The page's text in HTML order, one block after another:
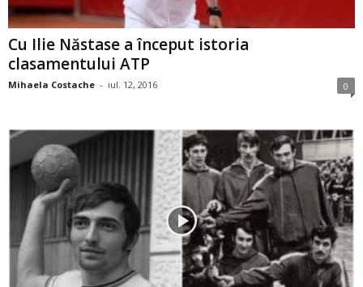
Cu Ilie Năstase a început istoria
clasamentului ATP
Mihaela Costache - iul. 12, 2016 0